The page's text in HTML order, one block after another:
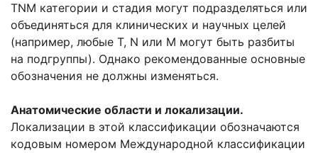
TNM категории и стадия могут подразделяться или
объединяться для клинических и научных целей
(например, любые Т, N или М могут быть разбиты
на подгруппы). Однако рекомендованные основные
обозначения не должны изменяться.
Анатомические области и локализации.
Локализации в этой классификации обозначаются
кодовым номером Международной классификации